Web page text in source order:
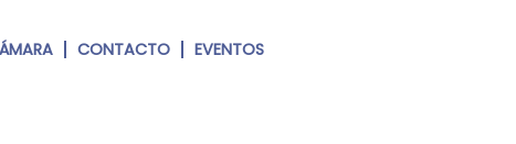
CONTACTO EVENTOS